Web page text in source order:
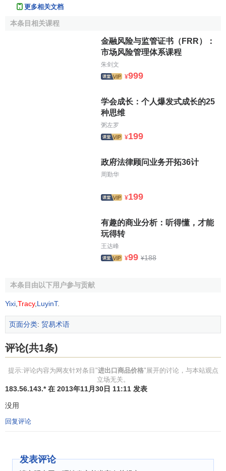
更多相关文档
本条目相关课程
金融风险与监管证书（FRR）：
市场风险管理体系课程
朱剑文
¥999
学会成长：个人爆发式成长的25
种思维
粥左罗
¥199
政府法律顾问业务开拓36计
周勤华
¥199
有趣的商业分析：听得懂，才能
玩得转
王达峰
¥99 ¥188
本条目由以下用户参与贡献
Yixi Tracy, LuyinT.
页面分类: 贸易术语
评论(共1条)
提示:评论内容为网友针对条目"进出口商品价格"展开的讨论，与本站观点
立场无关。
183.56.143.* 在 2013年11月30日 11:11 发表
没用
回复评论
发表评论